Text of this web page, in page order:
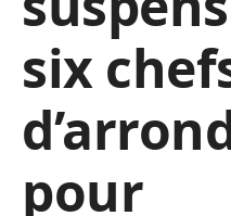
six
pour